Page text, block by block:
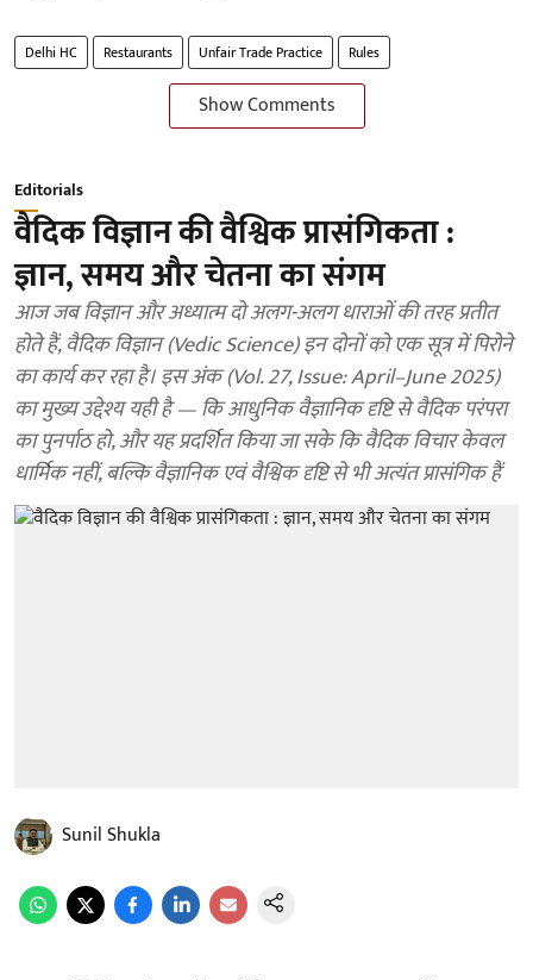
Delhi HC Restaurants Unfair Trade Practice Rules
Show Comments
Editorials
वैदिक विज्ञान की वैश्विक प्रासंगिकता :
ज्ञान, समय और चेतना का संगम
आज जब विज्ञान और अध्यात्म दो अलग-अलग धाराओं की तरह प्रतीत
होते हैं, वैदिक विज्ञान (Vedic Science) इन दोनों को एक सूत्र में पिरोने
का कार्य कर रहा है। इस अंक (Vol. 27, Issue: April–June 2025)
का मुख्य उद्देश्य यही है — कि आधुनिक वैज्ञानिक दृष्टि से वैदिक परंपरा
का पुनर्पाठ हो, और यह प्रदर्शित किया जा सके कि वैदिक विचार केवल
धार्मिक नहीं, बल्कि वैज्ञानिक एवं वैश्विक दृष्टि से भी अत्यंत प्रासंगिक हैं
Sunil Shukla